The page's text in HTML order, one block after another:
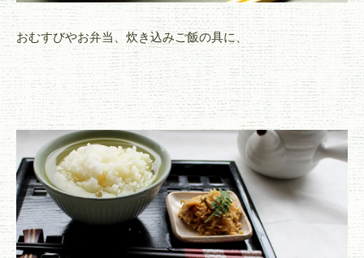
おむすびやお弁当、炊き込みご飯の具に、